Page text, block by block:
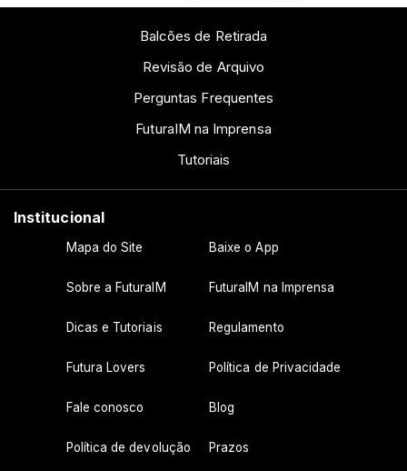
Balcões de Retirada
Revisão de Arquivo
Perguntas Frequentes
FuturaIM na Imprensa
Tutoriais
Institucional
Mapa do Site Baixe o App
Sobre a FuturaIM FuturaIM na Imprensa
Dicas e Tutoriais Regulamento
Futura Lovers Política de Privacidade
Fale conosco Blog
Política de devolução Prazos